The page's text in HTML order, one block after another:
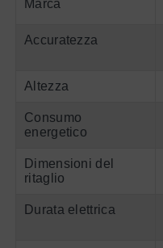
Marca
Accuratezza
Altezza
Consumo
energetico
Dimensioni del
ritaglio
Durata elettrica